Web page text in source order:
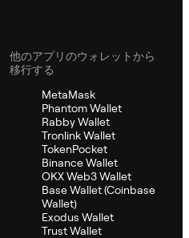
他のアプリのウォレットから
移行する
MetaMask
Phantom Wallet
Rabby Wallet
Tronlink Wallet
TokenPocket
Binance Wallet
OKX Web3 Wallet
Base Wallet (Coinbase
Wallet)
Exodus Wallet
Trust Wallet